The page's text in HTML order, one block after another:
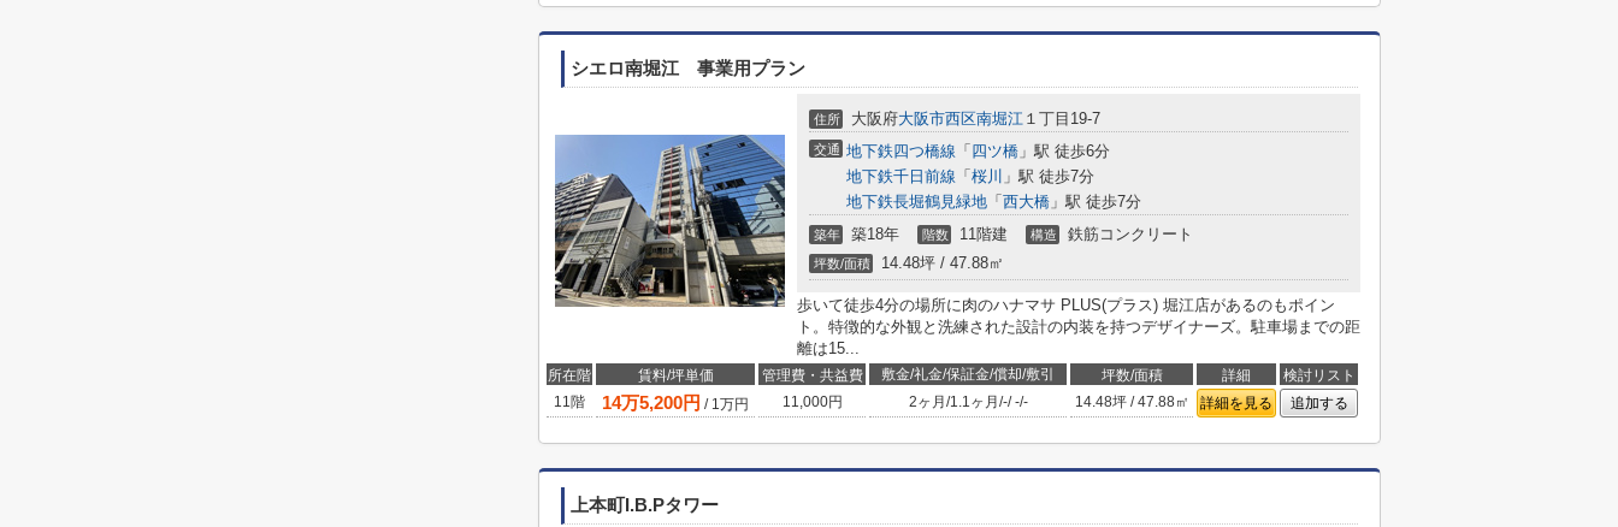
シエロ南堀江 事業用プラン
住所 大阪府大阪市西区南堀江 １丁目19-7
交通 地下鉄四つ橋線 「 四ツ橋 」駅 徒歩6分
地下鉄千日前線 「 桜川 」駅 徒歩7分
地下鉄長堀鶴見緑地 「 西大橋 」駅 徒歩7分
築年 築18年 階数 11階建 構造 鉄筋コンクリート
坪数/面積 14.48坪 / 47.88㎡
歩いて徒歩4分の場所に肉のハナマサ PLUS(プラス) 堀江店があるのもポイン
ト。特徴的な外観と洗練された設計の内装を持つデザイナーズ。駐車場までの距
離は15...
所在階 賃料/坪単価 管理費・共益費 敷金/礼金/保証金/償却/敷引 坪数/面積 詳細
検討リスト
11階
14万5,200円 / 1万円 11,000円 2ヶ月 /1.1ヶ月 /-/-/- 14.48坪 / 47.88㎡ 詳細を見る 追加する
上本町I.B.Pタワー